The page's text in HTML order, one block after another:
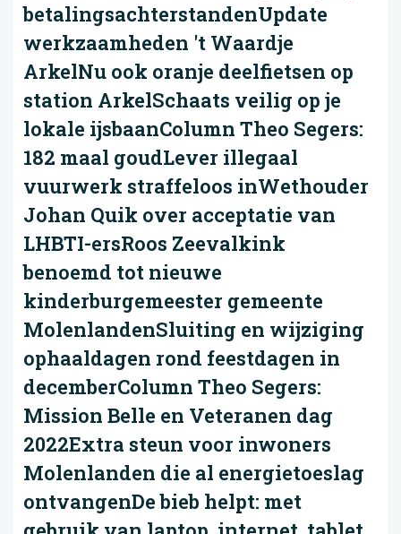
betalingsachterstandenUpdate
werkzaamheden 't Waardje
ArkelNu ook oranje deelfietsen op
station ArkelSchaats veilig op je
lokale ijsbaanColumn Theo Segers:
182 maal goudLever illegaal
vuurwerk straffeloos inWethouder
Johan Quik over acceptatie van
LHBTI-ersRoos Zeevalkink
benoemd tot nieuwe
kinderburgemeester gemeente
MolenlandenSluiting en wijziging
ophaaldagen rond feestdagen in
decemberColumn Theo Segers:
Mission Belle en Veteranen dag
2022Extra steun voor inwoners
Molenlanden die al energietoeslag
ontvangenDe bieb helpt: met